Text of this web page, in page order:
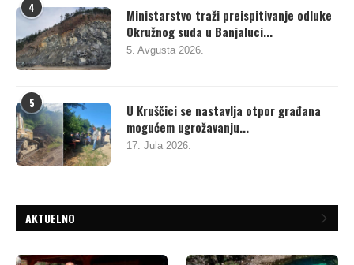
4
Ministarstvo traži preispitivanje odluke
Okružnog suda u Banjaluci...
5. Avgusta 2026.
5
U Kruščici se nastavlja otpor građana
mogućem ugrožavanju...
17. Jula 2026.
AKTUELNO